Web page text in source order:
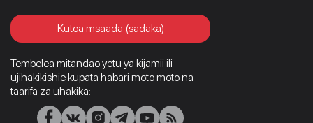
Kutoa msaada (sadaka)
Tembelea mitandao yetu ya kijamii ili
ujihakikishie kupata habari moto moto na
taarifa za uhakika: